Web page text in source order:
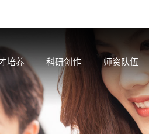
培养 科研创作 师资队伍